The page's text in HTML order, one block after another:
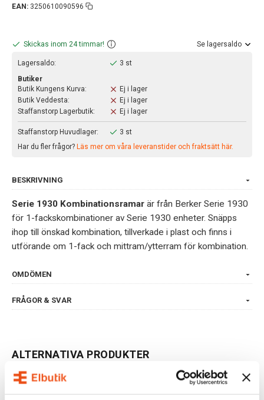
EAN: 3250610090596
Skickas inom 24 timmar! Se lagersaldo
Lagersaldo:
3 st
Butiker
Butik Kungens Kurva:
Ej i lager
Butik Veddesta:
Ej i lager
Staffanstorp Lagerbutik:
Ej i lager
Staffanstorp Huvudlager:
3 st
Har du fler frågor? Läs mer om våra leveranstider och fraktsätt här.
BESKRIVNING
Serie 1930 Kombinationsramar är från Berker Serie 1930
för 1-fackskombinationer av Serie 1930 enheter. Snäpps
ihop till önskad kombination, tillverkade i plast och finns i
utförande om 1-fack och mittram/ytterram för kombination.
OMDÖMEN
FRÅGOR & SVAR
ALTERNATIVA PRODUKTER